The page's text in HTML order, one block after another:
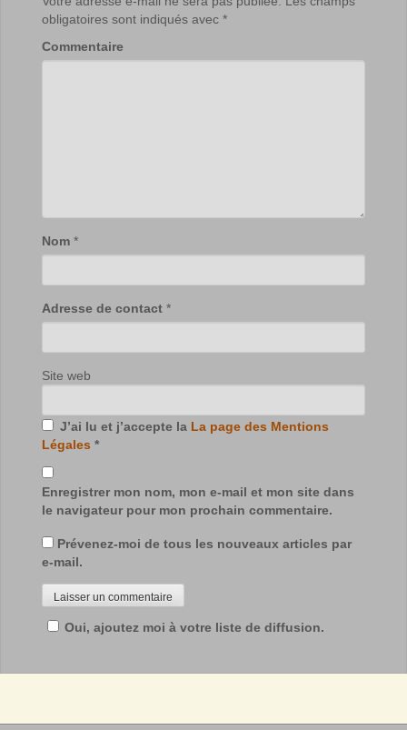
obligatoires sont indiqués avec *
Commentaire
Nom *
Adresse de contact *
Site web
J’ai lu et j’accepte la La page des Mentions
Légales *
Enregistrer mon nom, mon e-mail et mon site dans
le navigateur pour mon prochain commentaire.
Prévenez-moi de tous les nouveaux articles par
e-mail.
Oui, ajoutez moi à votre liste de diffusion.